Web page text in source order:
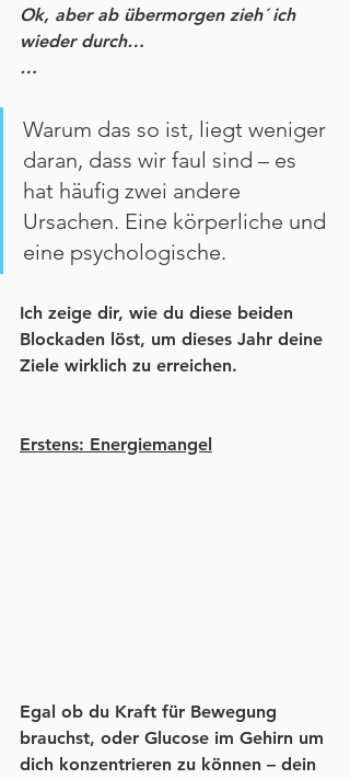
Ok, aber ab übermorgen zieh´ ich
wieder durch…
…
Warum das so ist, liegt weniger
daran, dass wir faul sind – es
hat häufig zwei andere
Ursachen. Eine körperliche und
eine psychologische.
Ich zeige dir, wie du diese beiden
Blockaden löst, um dieses Jahr deine
Ziele wirklich zu erreichen.
Erstens: Energiemangel
Egal ob du Kraft für Bewegung
brauchst, oder Glucose im Gehirn um
dich konzentrieren zu können – dein